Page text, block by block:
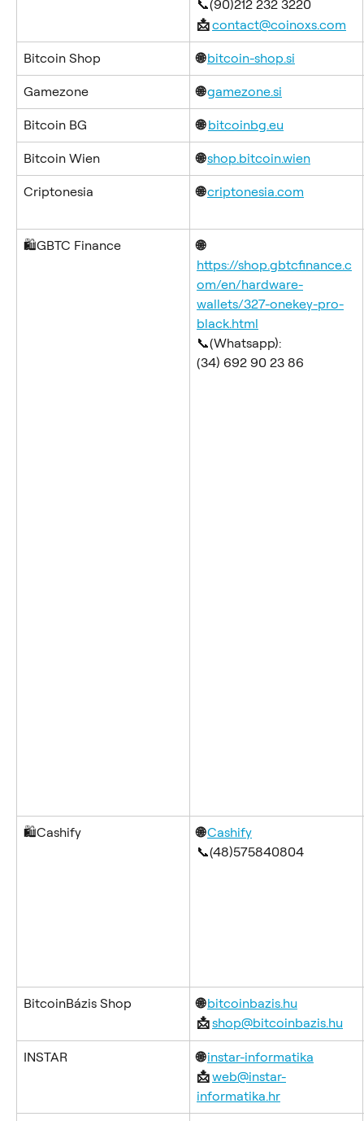
📞(90)212 232 3220
📩 contact@coinoxs.com
Bitcoin Shop 🌐 bitcoin-shop.si
Gamezone 🌐 gamezone.si
Bitcoin BG 🌐 bitcoinbg.eu
Bitcoin Wien 🌐 shop.bitcoin.wien
Criptonesia 🌐 criptonesia.com
🛍️GBTC Finance
🌐
https://shop.gbtcfinance.c
om/en/hardware-
wallets/327-onekey-pro-
black.html
​📞(Whatsapp):
(34) 692 90 23 86
🛍️Cashify 🌐 Cashify
📞(48)575840804
BitcoinBázis Shop 🌐 bitcoinbazis.hu
📩 shop@bitcoinbazis.hu
INSTAR 🌐 instar-informatika
📩 web@instar-
informatika.hr